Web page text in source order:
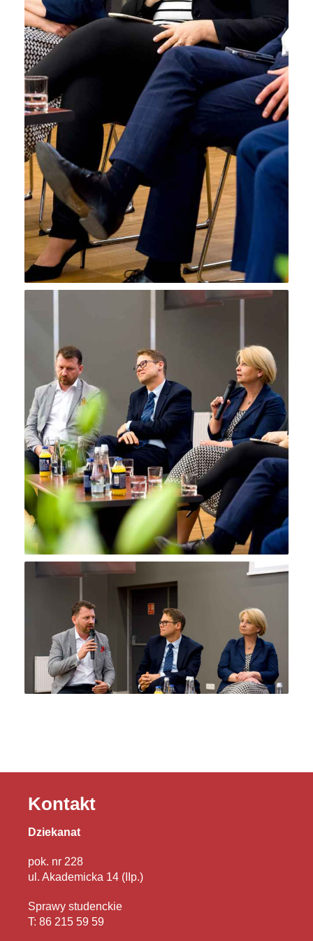
Kontakt
Dziekanat
pok. nr 228
ul. Akademicka 14 (IIp.)
Sprawy studenckie
T: 86 215 59 59